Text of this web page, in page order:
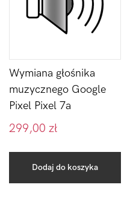
Wymiana głośnika
muzycznego Google
Pixel Pixel 7a
299,00 zł
Dodaj do koszyka